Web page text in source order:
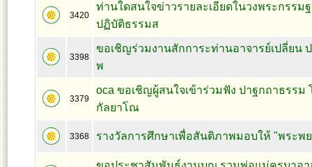
3420
ท่านใดสนใจข่าวรายละเอียดในวงพระกรรม
ปฏิบัติธรรมส
3398
ขอเชิญร่วมงานสักการะท่านอาจารย์เปลี่ยน
พ
3379
oca ขอเชิญผู้สนใจเข้าร่วมฟัง ปาฐกถาธรรม
กัลยาโณ
3368 รางวัลการศึกษาเพื่อสันติภาพมอบให้ "พระพ